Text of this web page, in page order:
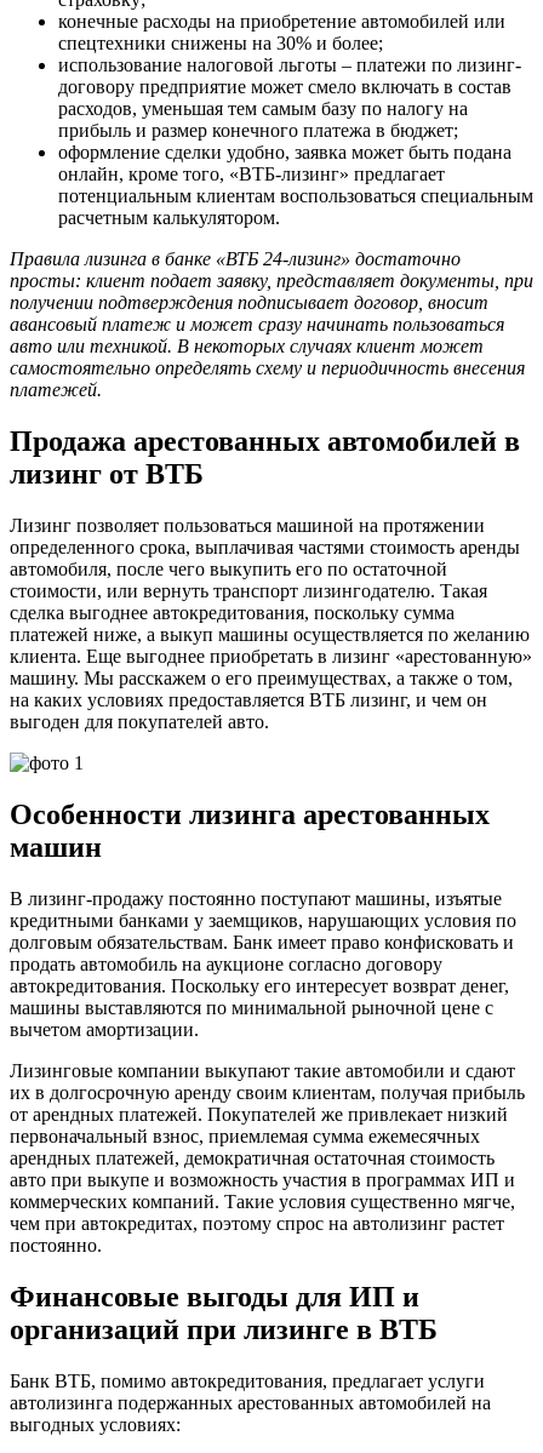
конечные расходы на приобретение автомобилей или
спецтехники снижены на 30% и более;
использование налоговой льготы – платежи по лизинг-
договору предприятие может смело включать в состав
расходов, уменьшая тем самым базу по налогу на
прибыль и размер конечного платежа в бюджет;
оформление сделки удобно, заявка может быть подана
онлайн, кроме того, «ВТБ-лизинг» предлагает
потенциальным клиентам воспользоваться специальным
расчетным калькулятором.
Правила лизинга в банке «ВТБ 24-лизинг» достаточно
просты: клиент подает заявку, представляет документы, при
получении подтверждения подписывает договор, вносит
авансовый платеж и может сразу начинать пользоваться
авто или техникой. В некоторых случаях клиент может
самостоятельно определять схему и периодичность внесения
платежей.
Продажа арестованных автомобилей в
лизинг от ВТБ
Лизинг позволяет пользоваться машиной на протяжении
определенного срока, выплачивая частями стоимость аренды
автомобиля, после чего выкупить его по остаточной
стоимости, или вернуть транспорт лизингодателю. Такая
сделка выгоднее автокредитования, поскольку сумма
платежей ниже, а выкуп машины осуществляется по желанию
клиента. Еще выгоднее приобретать в лизинг «арестованную»
машину. Мы расскажем о его преимуществах, а также о том,
на каких условиях предоставляется ВТБ лизинг, и чем он
выгоден для покупателей авто.
Особенности лизинга арестованных
машин
В лизинг-продажу постоянно поступают машины, изъятые
кредитными банками у заемщиков, нарушающих условия по
долговым обязательствам. Банк имеет право конфисковать и
продать автомобиль на аукционе согласно договору
автокредитования. Поскольку его интересует возврат денег,
машины выставляются по минимальной рыночной цене с
вычетом амортизации.
Лизинговые компании выкупают такие автомобили и сдают
их в долгосрочную аренду своим клиентам, получая прибыль
от арендных платежей. Покупателей же привлекает низкий
первоначальный взнос, приемлемая сумма ежемесячных
арендных платежей, демократичная остаточная стоимость
авто при выкупе и возможность участия в программах ИП и
коммерческих компаний. Такие условия существенно мягче,
чем при автокредитах, поэтому спрос на автолизинг растет
постоянно.
Финансовые выгоды для ИП и
организаций при лизинге в ВТБ
Банк ВТБ, помимо автокредитования, предлагает услуги
автолизинга подержанных арестованных автомобилей на
выгодных условиях: